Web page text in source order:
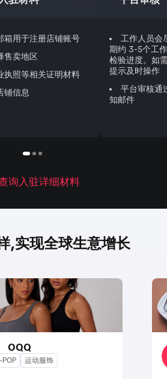
箱用于注册店铺账号
售卖地区
执照等相关证明材料
铺信息
工作人员会
期约 3-5个工
检验进度。如
提示及时操作
平台审核通
知邮件
询入驻详细材料
,实现全球生意增长
东南